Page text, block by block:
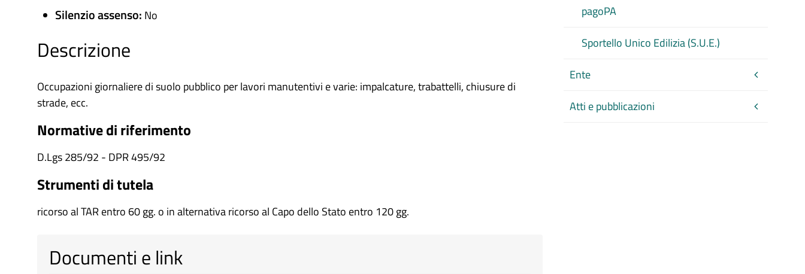
Silenzio assenso: No
Descrizione
Occupazioni giornaliere di suolo pubblico per lavori manutentivi e varie: impalcature, trabattelli, chiusure di
strade, ecc.
Normative di riferimento
D.Lgs 285/92 - DPR 495/92
Strumenti di tutela
ricorso al TAR entro 60 gg. o in alternativa ricorso al Capo dello Stato entro 120 gg.
Documenti e link
pagoPA
Sportello Unico Edilizia (S.U.E.)
Ente
Atti e pubblicazioni